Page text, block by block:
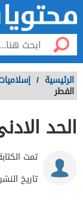
الرئيسية /
الفطر
الحد
تمت
تاريخ